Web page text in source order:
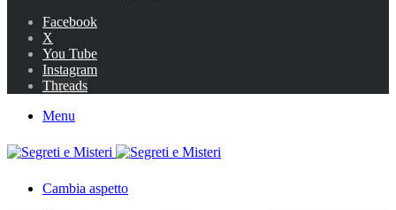
Facebook
X
You Tube
Instagram
Threads
Menu
Cambia aspetto